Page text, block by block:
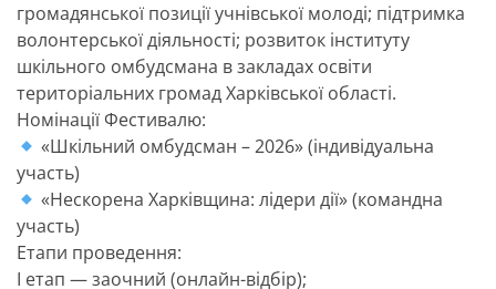
громадянської позиції учнівської молоді; підтримка
волонтерської діяльності; розвиток інституту
шкільного омбудсмана в закладах освіти
територіальних громад Харківської області.
Номінації Фестивалю:
«Шкільний омбудсман – 2026» (індивідуальна
участь)
«Нескорена Харківщина: лідери дії» (командна
участь)
Етапи проведення:
І етап — заочний (онлайн-відбір);